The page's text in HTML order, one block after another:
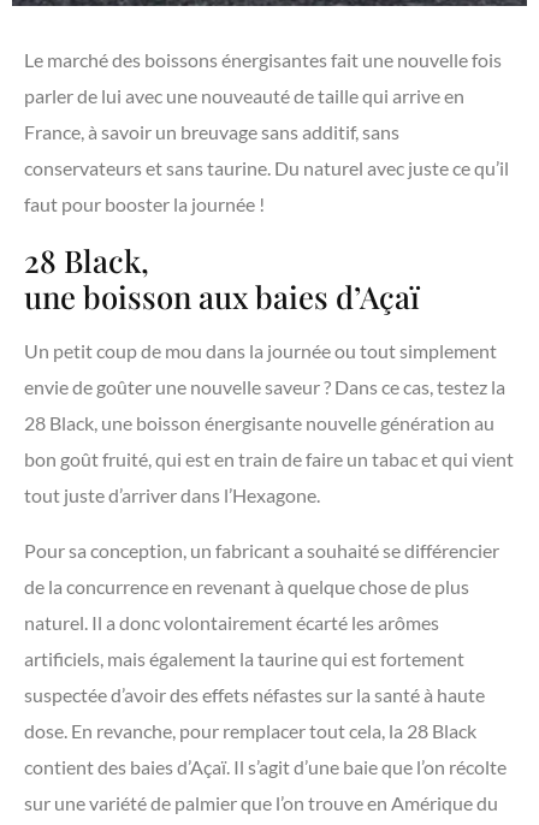
Le marché des boissons énergisantes fait une nouvelle fois
parler de lui avec une nouveauté de taille qui arrive en
France, à savoir un breuvage sans additif, sans
conservateurs et sans taurine. Du naturel avec juste ce qu’il
faut pour booster la journée !
28 Black,
une boisson aux baies d’Açaï
Un petit coup de mou dans la journée ou tout simplement
envie de goûter une nouvelle saveur ? Dans ce cas, testez la
28 Black, une boisson énergisante nouvelle génération au
bon goût fruité, qui est en train de faire un tabac et qui vient
tout juste d’arriver dans l’Hexagone.
Pour sa conception, un fabricant a souhaité se différencier
de la concurrence en revenant à quelque chose de plus
naturel. Il a donc volontairement écarté les arômes
artificiels, mais également la taurine qui est fortement
suspectée d’avoir des effets néfastes sur la santé à haute
dose. En revanche, pour remplacer tout cela, la 28 Black
contient des baies d’Açaï. Il s’agit d’une baie que l’on récolte
sur une variété de palmier que l’on trouve en Amérique du